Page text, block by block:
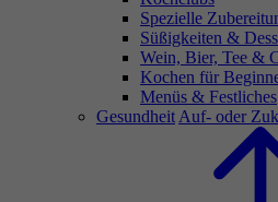
Spezielle
Süßigkeiten &
Wein, Bier, Tee &
Kochen für
Menüs & Festliches
Gesundheit Auf- oder